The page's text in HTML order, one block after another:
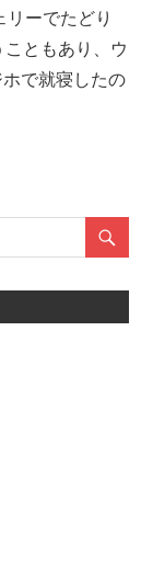
ーでたどり
ともあり、ウ
で就寝したの